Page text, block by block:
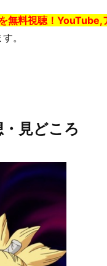
無料視聴！YouTube,
。
見どころ